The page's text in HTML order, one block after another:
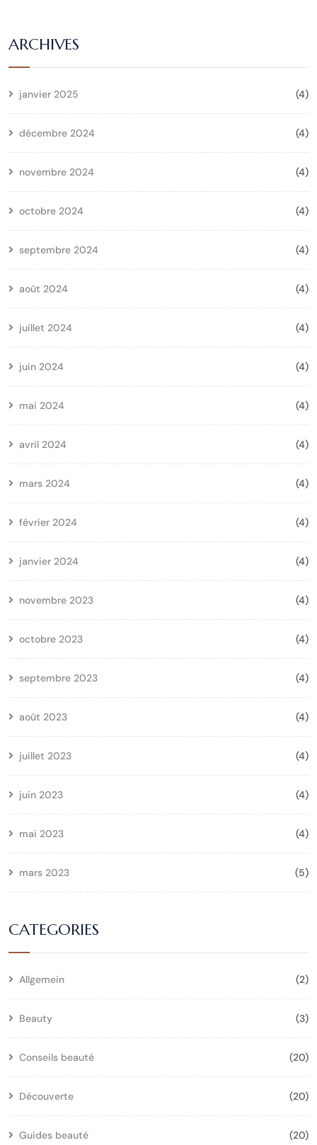
ARCHIVES
janvier 2025 (4)
décembre 2024 (4)
novembre 2024 (4)
octobre 2024 (4)
septembre 2024 (4)
août 2024 (4)
juillet 2024 (4)
juin 2024 (4)
mai 2024 (4)
avril 2024 (4)
mars 2024 (4)
février 2024 (4)
janvier 2024 (4)
novembre 2023 (4)
octobre 2023 (4)
septembre 2023 (4)
août 2023 (4)
juillet 2023 (4)
juin 2023 (4)
mai 2023 (4)
mars 2023 (5)
CATEGORIES
Allgemein (2)
Beauty (3)
Conseils beauté (20)
Découverte (20)
Guides beauté (20)